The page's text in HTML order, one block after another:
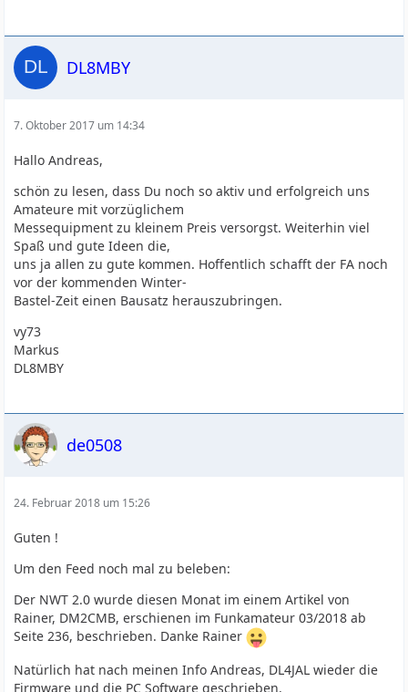
DL8MBY
7. Oktober 2017 um 14:34
Hallo Andreas,
schön zu lesen, dass Du noch so aktiv und erfolgreich uns
Amateure mit vorzüglichem
Messequipment zu kleinem Preis versorgst. Weiterhin viel
Spaß und gute Ideen die,
uns ja allen zu gute kommen. Hoffentlich schafft der FA noch
vor der kommenden Winter-
Bastel-Zeit einen Bausatz herauszubringen.
vy73
Markus
DL8MBY
de0508
24. Februar 2018 um 15:26
Guten !
Um den Feed noch mal zu beleben:
Der NWT 2.0 wurde diesen Monat im einem Artikel von
Rainer, DM2CMB, erschienen im Funkamateur 03/2018 ab
Seite 236, beschrieben. Danke Rainer
Natürlich hat nach meinen Info Andreas, DL4JAL wieder die
Firmware und die PC Software geschrieben.